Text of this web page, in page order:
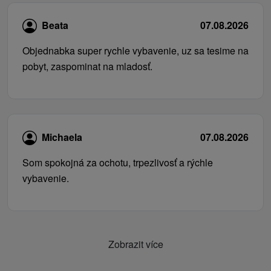
Beata
07.08.2026
Objednabka super rychle vybavenie, uz sa tesime na
pobyt, zaspominat na mladosť.
Michaela
07.08.2026
Som spokojná za ochotu, trpezlivosť a rýchle
vybavenie.
Zobrazit více